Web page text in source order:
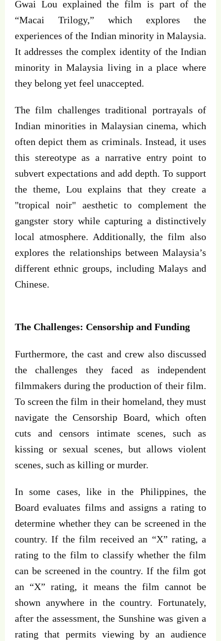
Gwai Lou explained the film is part of the
“Macai Trilogy,” which explores the
experiences of the Indian minority in Malaysia.
It addresses the complex identity of the Indian
minority in Malaysia living in a place where
they belong yet feel unaccepted.
The film challenges traditional portrayals of
Indian minorities in Malaysian cinema, which
often depict them as criminals. Instead, it uses
this stereotype as a narrative entry point to
subvert expectations and add depth. To support
the theme, Lou explains that they create a
"tropical noir" aesthetic to complement the
gangster story while capturing a distinctively
local atmosphere. Additionally, the film also
explores the relationships between Malaysia’s
different ethnic groups, including Malays and
Chinese.
The Challenges: Censorship and Funding
Furthermore, the cast and crew also discussed
the challenges they faced as independent
filmmakers during the production of their film.
To screen the film in their homeland, they must
navigate the Censorship Board, which often
cuts and censors intimate scenes, such as
kissing or sexual scenes, but allows violent
scenes, such as killing or murder.
In some cases, like in the Philippines, the
Board evaluates films and assigns a rating to
determine whether they can be screened in the
country. If the film received an “X” rating, a
rating to the film to classify whether the film
can be screened in the country. If the film got
an “X” rating, it means the film cannot be
shown anywhere in the country. Fortunately,
after the assessment, the Sunshine was given a
rating that permits viewing by an audience